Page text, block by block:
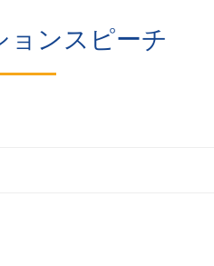
ョンスピーチ